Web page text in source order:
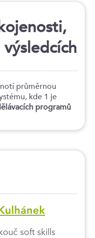
průměrnou
kde 1 je
programů
soft skills